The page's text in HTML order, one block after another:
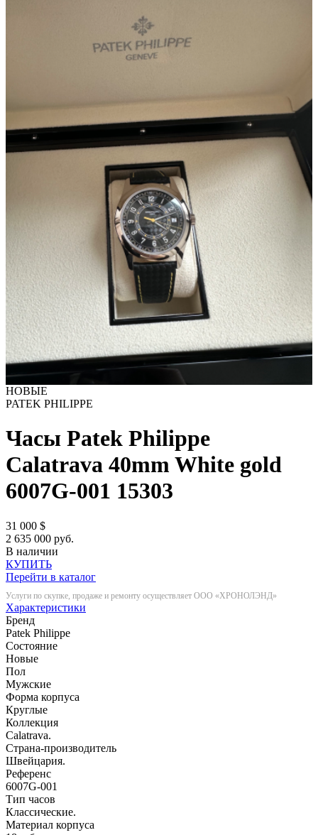
НОВЫЕ
PATEK PHILIPPE
Часы Patek Philippe
Calatrava 40mm White gold
6007G-001 15303
31 000 $
2 635 000 руб.
В наличии
КУПИТЬ
Перейти в каталог
Услуги по скупке, продаже и ремонту осуществляет ООО «ХРОНОЛЭНД»
Характеристики
Бренд
Patek Philippe
Состояние
Новые
Пол
Мужские
Форма корпуса
Круглые
Коллекция
Calatrava.
Страна-производитель
Швейцария.
Референс
6007G-001
Тип часов
Классические.
Материал корпуса